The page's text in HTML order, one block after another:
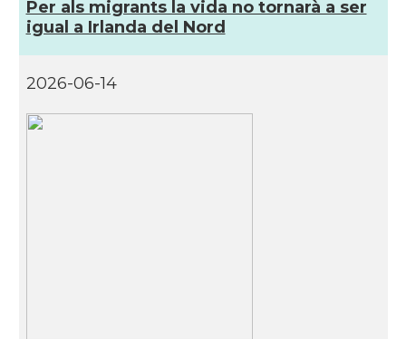
CAMON Catalans a GUERNSEY
CAMON Catalans a HEREFORD
Per als migrants la vida no tornarà a ser
igual a Irlanda del Nord
2026-06-14